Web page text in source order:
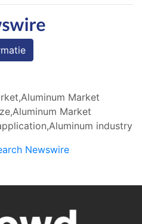
Market
Market
industry
Newswire